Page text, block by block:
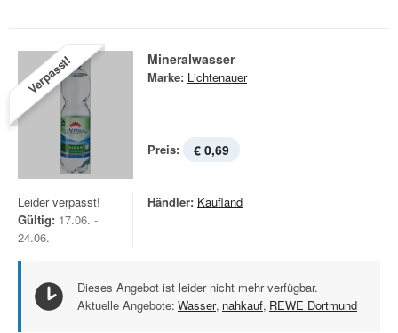
Verpasst! Mineralwasser
Marke: Lichtenauer
Preis: € 0,69
Leider verpasst!
Gültig: 17.06. -
24.06.
Händler: Kaufland
Dieses Angebot ist leider nicht mehr verfügbar.
Aktuelle Angebote: Wasser, nahkauf, REWE Dortmund